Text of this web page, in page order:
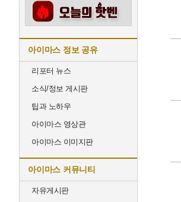
아이마스 정보 공유
리포터 뉴스
소식/정보 게시판
팁과 노하우
아이마스 영상관
아이마스 이미지판
아이마스 커뮤니티
자유게시판